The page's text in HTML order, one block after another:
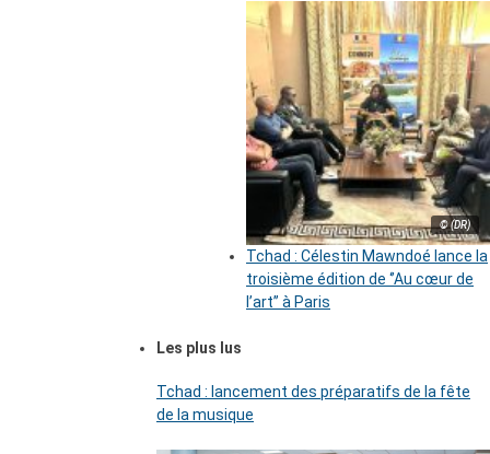
© (DR)
Tchad : Célestin Mawndoé lance la
troisième édition de ‘’Au cœur de
l’art’’ à Paris
Les plus lus
Tchad : lancement des préparatifs de la fête
de la musique